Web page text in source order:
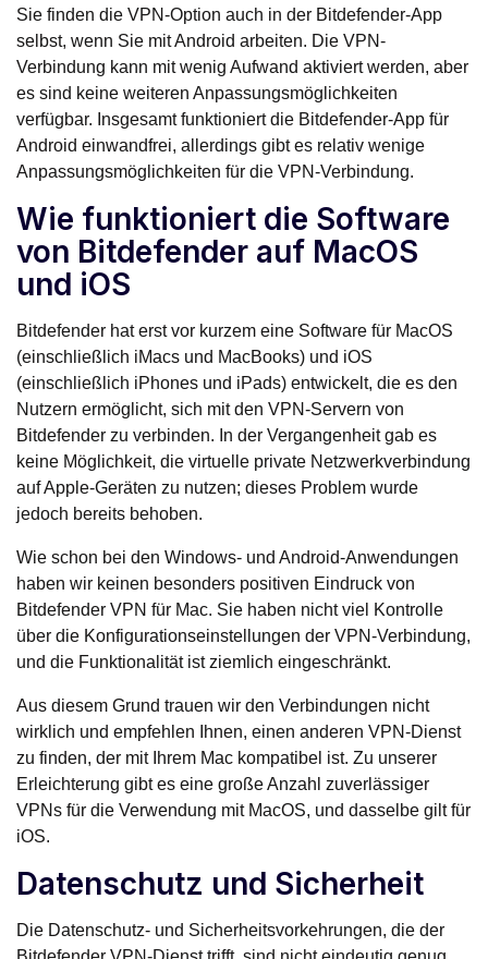
Sie finden die VPN-Option auch in der Bitdefender-App
selbst, wenn Sie mit Android arbeiten. Die VPN-
Verbindung kann mit wenig Aufwand aktiviert werden, aber
es sind keine weiteren Anpassungsmöglichkeiten
verfügbar. Insgesamt funktioniert die Bitdefender-App für
Android einwandfrei, allerdings gibt es relativ wenige
Anpassungsmöglichkeiten für die VPN-Verbindung.
Wie funktioniert die Software
von Bitdefender auf MacOS
und iOS
Bitdefender hat erst vor kurzem eine Software für MacOS
(einschließlich iMacs und MacBooks) und iOS
(einschließlich iPhones und iPads) entwickelt, die es den
Nutzern ermöglicht, sich mit den VPN-Servern von
Bitdefender zu verbinden. In der Vergangenheit gab es
keine Möglichkeit, die virtuelle private Netzwerkverbindung
auf Apple-Geräten zu nutzen; dieses Problem wurde
jedoch bereits behoben.
Wie schon bei den Windows- und Android-Anwendungen
haben wir keinen besonders positiven Eindruck von
Bitdefender VPN für Mac. Sie haben nicht viel Kontrolle
über die Konfigurationseinstellungen der VPN-Verbindung,
und die Funktionalität ist ziemlich eingeschränkt.
Aus diesem Grund trauen wir den Verbindungen nicht
wirklich und empfehlen Ihnen, einen anderen VPN-Dienst
zu finden, der mit Ihrem Mac kompatibel ist. Zu unserer
Erleichterung gibt es eine große Anzahl zuverlässiger
VPNs für die Verwendung mit MacOS, und dasselbe gilt für
iOS.
Datenschutz und Sicherheit
Die Datenschutz- und Sicherheitsvorkehrungen, die der